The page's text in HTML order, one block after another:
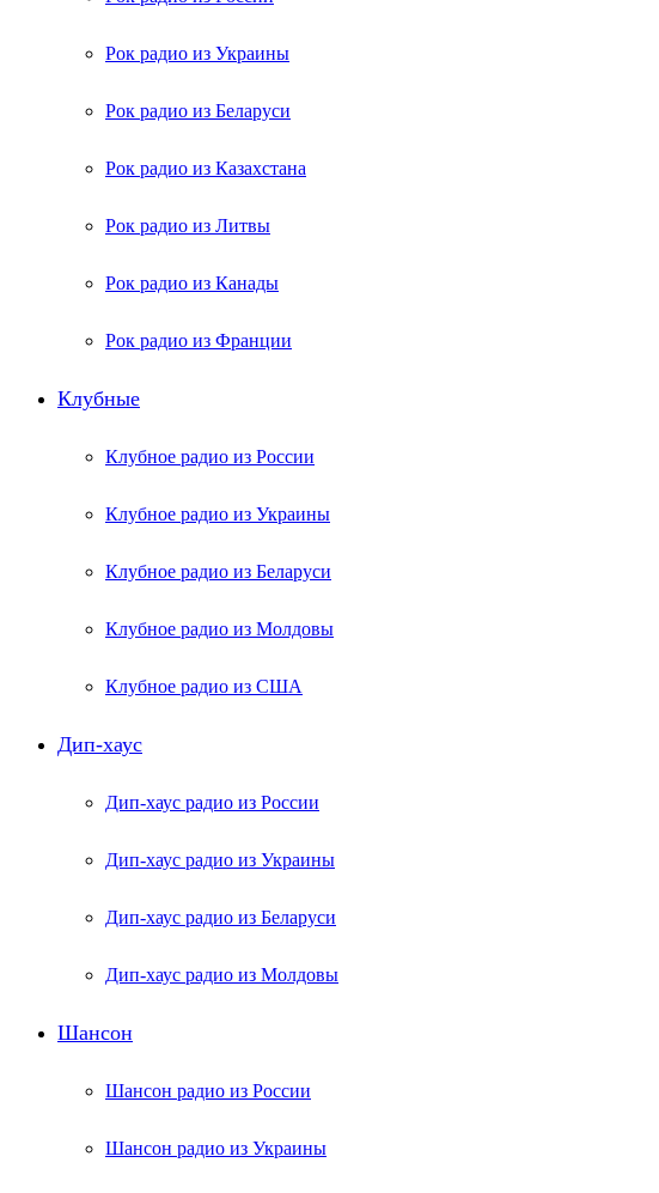
Рок радио из Украины
Рок радио из Беларуси
Рок радио из Казахстана
Рок радио из Литвы
Рок радио из Канады
Рок радио из Франции
Клубные
Клубное радио из России
Клубное радио из Украины
Клубное радио из Беларуси
Клубное радио из Молдовы
Клубное радио из США
Дип-хаус
Дип-хаус радио из России
Дип-хаус радио из Украины
Дип-хаус радио из Беларуси
Дип-хаус радио из Молдовы
Шансон
Шансон радио из России
Шансон радио из Украины